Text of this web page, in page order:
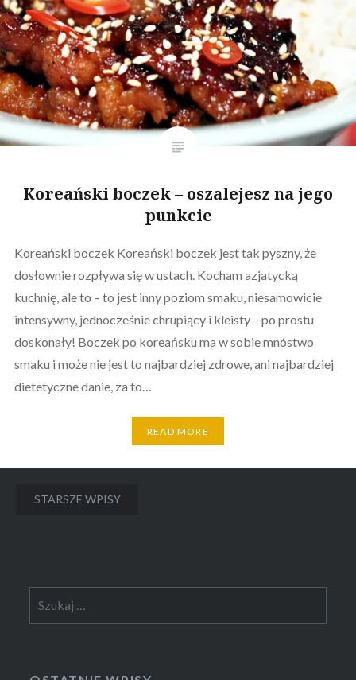
Koreański boczek – oszalejesz na jego
punkcie
Koreański boczek Koreański boczek jest tak pyszny, że
dosłownie rozpływa się w ustach. Kocham azjatycką
kuchnię, ale to – to jest inny poziom smaku, niesamowicie
intensywny, jednocześnie chrupiący i kleisty – po prostu
doskonały! Boczek po koreańsku ma w sobie mnóstwo
smaku i może nie jest to najbardziej zdrowe, ani najbardziej
dietetyczne danie, za to…
READ MORE
Nawigacja
STARSZE WPISY